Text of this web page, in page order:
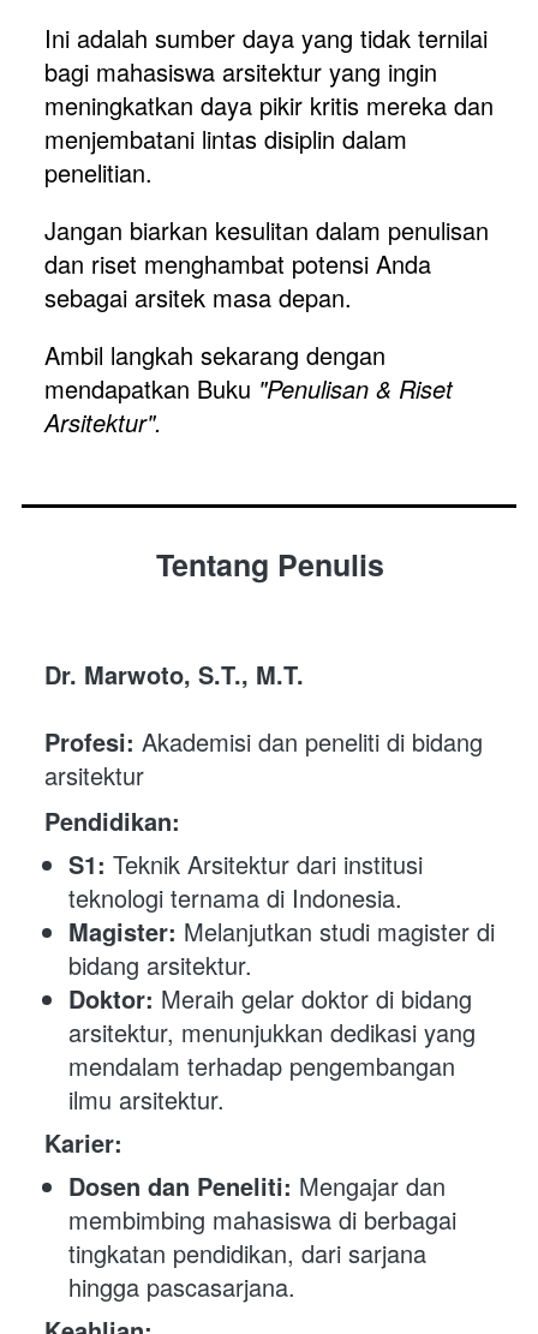
Ini adalah sumber daya yang tidak ternilai
bagi mahasiswa arsitektur yang ingin
meningkatkan daya pikir kritis mereka dan
menjembatani lintas disiplin dalam
penelitian.
Jangan biarkan kesulitan dalam penulisan
dan riset menghambat potensi Anda
sebagai arsitek masa depan.
Ambil langkah sekarang dengan
mendapatkan Buku "Penulisan & Riset
Arsitektur".
Tentang Penulis
Dr. Marwoto, S.T., M.T.
Profesi: Akademisi dan peneliti di bidang
arsitektur
Pendidikan:
S1: Teknik Arsitektur dari institusi
teknologi ternama di Indonesia.
Magister: Melanjutkan studi magister di
bidang arsitektur.
Doktor: Meraih gelar doktor di bidang
arsitektur, menunjukkan dedikasi yang
mendalam terhadap pengembangan
ilmu arsitektur.
Karier:
Dosen dan Peneliti: Mengajar dan
membimbing mahasiswa di berbagai
tingkatan pendidikan, dari sarjana
hingga pascasarjana.